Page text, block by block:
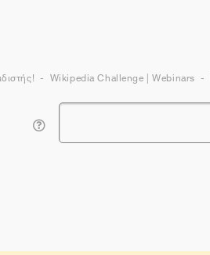
Wikipedia Challenge | Webinars
Αναζήτηση